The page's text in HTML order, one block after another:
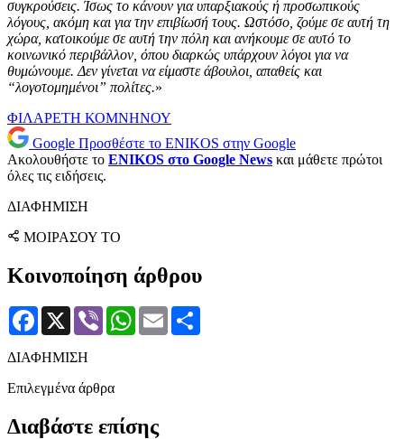
συγκρούσεις. Ίσως το κάνουν για υπαρξιακούς ή προσωπικούς
λόγους, ακόμη και για την επιβίωσή τους. Ωστόσο, ζούμε σε αυτή τη
χώρα, κατοικούμε σε αυτή την πόλη και ανήκουμε σε αυτό το
κοινωνικό περιβάλλον, όπου διαρκώς υπάρχουν λόγοι για να
θυμώνουμε. Δεν γίνεται να είμαστε άβουλοι, απαθείς και
“λογοτομημένοι” πολίτες.»
ΦΙΛΑΡΕΤΗ ΚΟΜΝΗΝΟΥ
Google Προσθέστε το ENIKOS στην Google
Ακολουθήστε το ENIKOS στο Google News και μάθετε πρώτοι
όλες τις ειδήσεις.
ΔΙΑΦΗΜΙΣΗ
ΜΟΙΡΑΣΟΥ ΤΟ
Κοινοποίηση άρθρου
Facebook
X Viber WhatsApp
Email
ΔΙΑΦΗΜΙΣΗ
Επιλεγμένα άρθρα
Διαβάστε επίσης